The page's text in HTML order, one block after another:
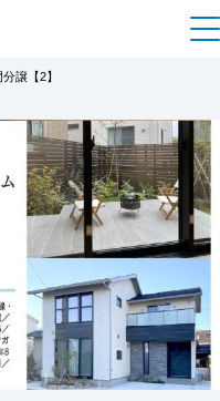
譲【2】
択
会【塩尻市大門
２棟同時にオー
会を開催してい